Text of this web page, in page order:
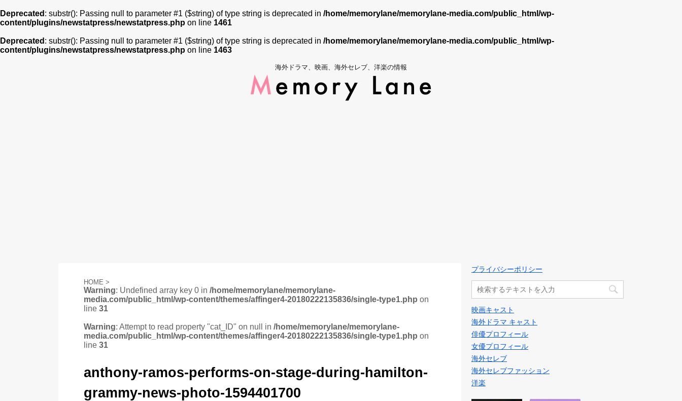
Deprecated : substr(): Passing null to parameter #1 ($string) of type string is deprecated in /home/memorylane/memorylane-media.com/public_html/wp-
content/plugins/newstatpress/newstatpress.php on line 1461
Deprecated : substr(): Passing null to parameter #1 ($string) of type string is deprecated in /home/memorylane/memorylane-media.com/public_html/wp-
content/plugins/newstatpress/newstatpress.php on line 1463
海外ドラマ、映画、海外セレブ、洋楽の情報
HOME >
Warning: Undefined array key 0 in /home/memorylane/memorylane-
media.com/public_html/wp-content/themes/affinger4-20180222135836/single-type1.php on
line 31
Warning: Attempt to read property "cat_ID" on null in /home/memorylane/memorylane-
media.com/public_html/wp-content/themes/affinger4-20180222135836/single-type1.php on
line 31
anthony-ramos-performs-on-stage-during-hamilton-
grammy-news-photo-1594401700
プライバシーポリシー
映画キャスト
海外ドラマ キャスト
俳優プロフィール
女優プロフィール
海外セレブ
海外セレブファッション
洋楽